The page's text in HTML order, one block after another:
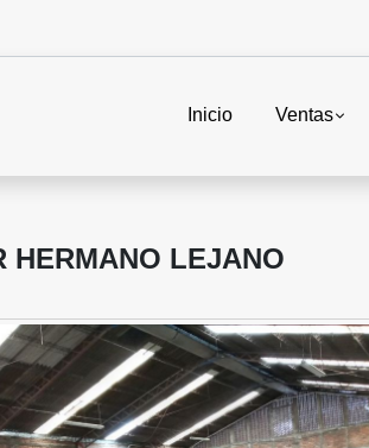
Inicio Ventas
HERMANO LEJANO